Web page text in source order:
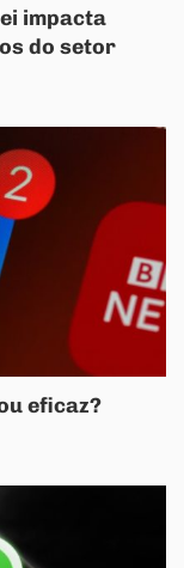
impacta
do setor
eficaz?